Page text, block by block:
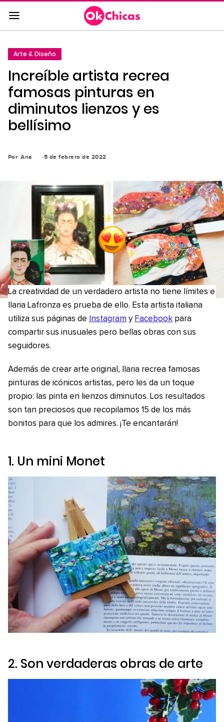
Saltar
al
contenido
la
navegación
principal
Arte & Diseño
Increíble artista recrea
famosas pinturas en
diminutos lienzos y es
bellísimo
Por Ana 5 de febrero de 2022
La creatividad de un verdadero artista no tiene límites e
Ilaria Lafronza es prueba de ello. Esta artista italiana
utiliza sus páginas de Instagram y Facebook para
compartir sus inusuales pero bellas obras con sus
seguidores.
Además de crear arte original, Ilaria recrea famosas
pinturas de icónicos artistas, pero les da un toque
propio: las pinta en lienzos diminutos. Los resultados
son tan preciosos que recopilamos 15 de los más
bonitos para que los admires. ¡Te encantarán!
1. Un mini Monet
2. Son verdaderas obras de arte